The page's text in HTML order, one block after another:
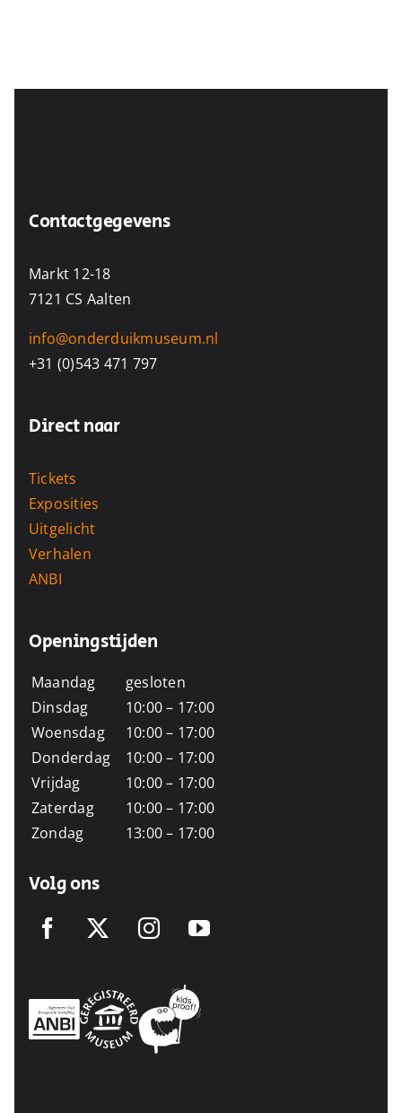
Contactgegevens
Markt 12-18
7121 CS Aalten
info@onderduikmuseum.nl
+31 (0)543 471 797
Direct naar
Tickets
Exposities
Uitgelicht
Verhalen
ANBI
Openingstijden
Maandag
Dinsdag
Woensdag
Donderdag
Vrijdag
Zaterdag
Zondag
gesloten
10:00 – 17:00
10:00 – 17:00
10:00 – 17:00
10:00 – 17:00
10:00 – 17:00
13:00 – 17:00
Volg ons